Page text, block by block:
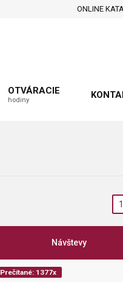
ONLINE
OTVÁRACIE
hodiny
Návštevy
Prečítané: 1377x